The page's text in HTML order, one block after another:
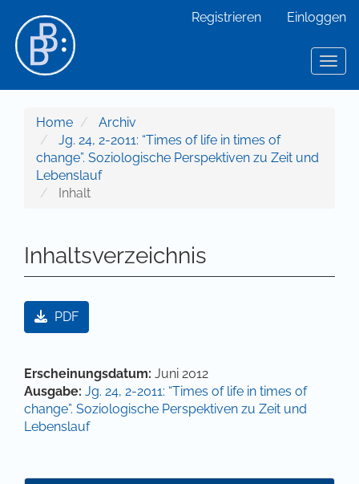
Hauptinhalt
Sidebar
Registrieren Einloggen
Home
Archiv
Jg. 24, 2-2011: “Times of life in times of
change”. Soziologische Perspektiven zu Zeit und
Lebenslauf
Inhalt
Inhaltsverzeichnis
Artikel-Sidebar
PDF
Hauptsächlicher Artikelinhalt
Artikel-Details
Erscheinungsdatum: Juni 2012
Ausgabe: Jg. 24, 2-2011: “Times of life in times of
change”. Soziologische Perspektiven zu Zeit und
Lebenslauf